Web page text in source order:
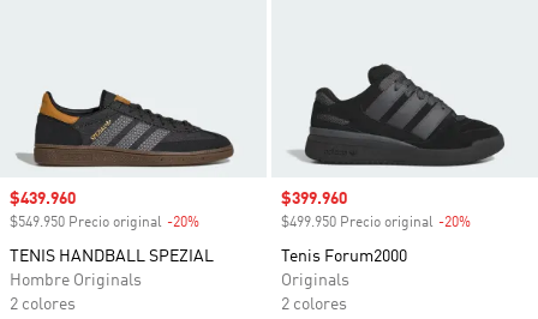
Precio de venta
$439.960
$549.950 Precio original -20%
TENIS HANDBALL SPEZIAL
Hombre Originals
2 colores
Precio de venta
$399.960
$499.950 Precio original -20%
Tenis Forum2000
Originals
2 colores